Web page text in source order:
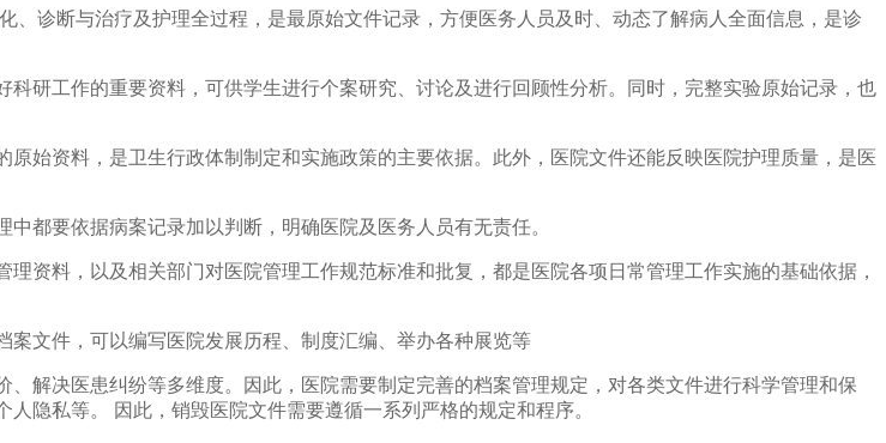
诊断与治疗及护理全过程，是最原始文件记录，方便医务人员及时、动态了解病人全面信息，是诊
研工作的重要资料，可供学生进行个案研究、讨论及进行回顾性分析。同时，完整实验原始记录，也
始资料，是卫生行政体制制定和实施政策的主要依据。此外，医院文件还能反映医院护理质量，是医
都要依据病案记录加以判断，明确医院及医务人员有无责任。
资料，以及相关部门对医院管理工作规范标准和批复，都是医院各项日常管理工作实施的基础依据，
文件，可以编写医院发展历程、制度汇编、举办各种展览等
解决医患纠纷等多维度。因此，医院需要制定完善的档案管理规定，对各类文件进行科学管理和保
隐私等。 因此，销毁医院文件需要遵循一系列严格的规定和程序。